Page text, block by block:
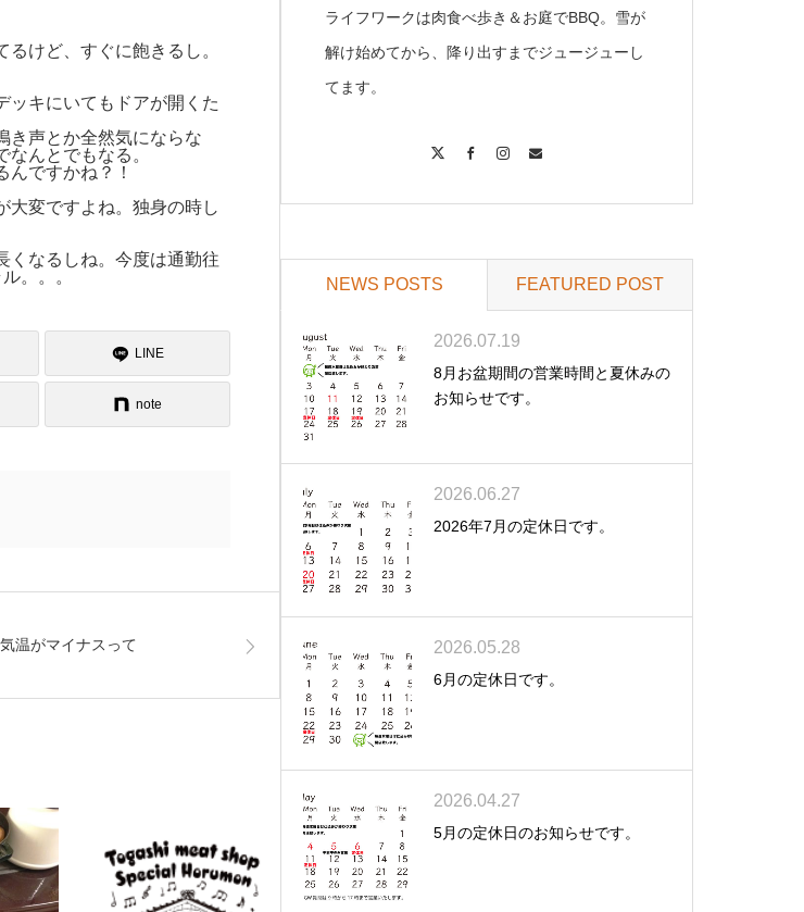
けど、すぐに飽きるし。
ッキにいてもドアが開くた
き声とか全然気にならな
んとでもなる。
ですかね？！
大変ですよね。独身の時し
くなるしね。今度は通勤往
。。。
LINE
note
温がマイナスって
ライフワークは肉食べ歩き＆お庭でBBQ。雪が
解け始めてから、降り出すまでジュージューし
てます。
NEWS POSTS FEATURED POST
2026.07.19
8月お盆期間の営業時間と夏休みの
お知らせです。
2026.06.27
2026年7月の定休日です。
2026.05.28
6月の定休日です。
2026.04.27
5月の定休日のお知らせです。